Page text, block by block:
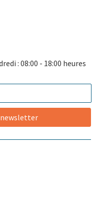
: 08:00 - 18:00 heures